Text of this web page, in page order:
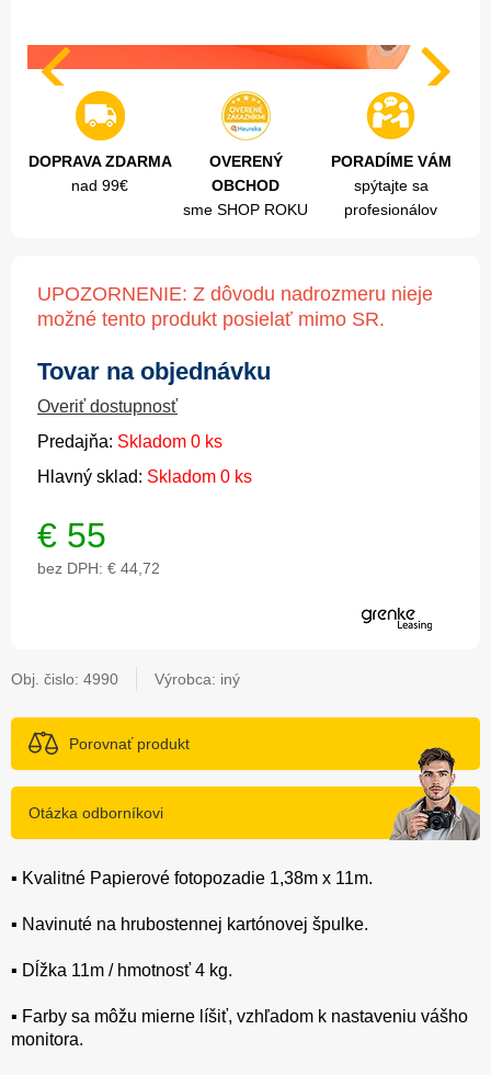
DOPRAVA ZDARMA
nad 99€
OVERENÝ
OBCHOD
sme SHOP ROKU
PORADÍME VÁM
spýtajte sa
profesionálov
UPOZORNENIE: Z dôvodu nadrozmeru nieje
možné tento produkt posielať mimo SR.
Tovar na objednávku
Overiť dostupnosť
Predajňa: Skladom 0 ks
Hlavný sklad: Skladom 0 ks
€ 55
bez DPH: € 44,72
Obj. čislo: 4990 Výrobca: iný
Porovnať produkt
Otázka odborníkovi
▪️ Kvalitné Papierové fotopozadie 1,38m x 11m.
▪️ Navinuté na hrubostennej kartónovej špulke.
▪️ Dĺžka 11m / hmotnosť 4 kg.
▪️ Farby sa môžu mierne líšiť, vzhľadom k nastaveniu vášho
monitora.